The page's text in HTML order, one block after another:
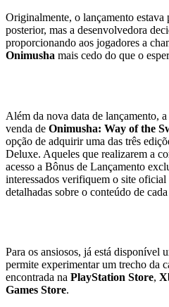
Originalmente, o lançamento estava
posterior, mas a desenvolvedora
proporcionando aos jogadores a
Onimusha mais cedo do que o
Além da nova data de lançamento, a
venda de Onimusha: Way of the
opção de adquirir uma das três
Deluxe. Aqueles que realizarem a
acesso a Bônus de Lançamento
interessados verifiquem o site
detalhadas sobre o conteúdo de
Para os ansiosos, já está disponível
permite experimentar um trecho da
encontrada na PlayStation Store,
Games Store.